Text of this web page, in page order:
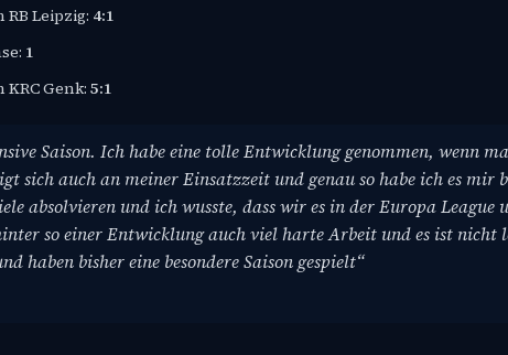
Leipzig: 4:1
1
Genk: 5:1
Saison. Ich habe eine tolle Entwicklung genommen, wenn
sich auch an meiner Einsatzzeit und genau so habe ich es mir
absolvieren und ich wusste, dass wir es in der Europa League
so einer Entwicklung auch viel harte Arbeit und es ist nicht
haben bisher eine besondere Saison gespielt“